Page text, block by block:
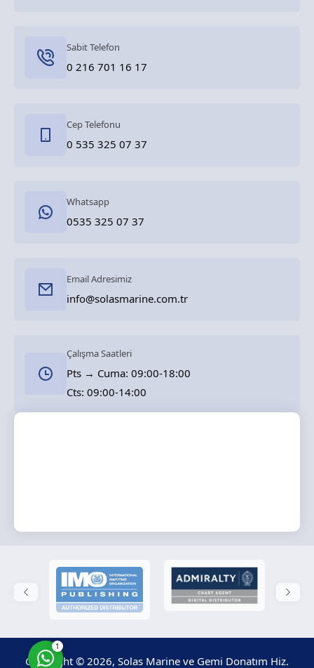
Sabit Telefon
0 216 701 16 17
Cep Telefonu
0 535 325 07 37
Whatsapp
0535 325 07 37
Email Adresimiz
info@solasmarine.com.tr
Çalışma Saatleri
Pts → Cuma: 09:00-18:00
Cts: 09:00-14:00
Copyright © 2026, Solas Marine ve Gemi Donatım Hiz.
Cevap Yaz
1